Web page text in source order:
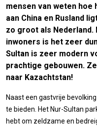
mensen van weten hoe
aan China en Rusland
zo groot als Nederland.
inwoners is het zeer
Sultan is zeer modern
prachtige gebouwen.
naar Kazachtstan!
Naast een gastvrije
te bieden. Het Nur-Sultan
hebt om zeldzame en